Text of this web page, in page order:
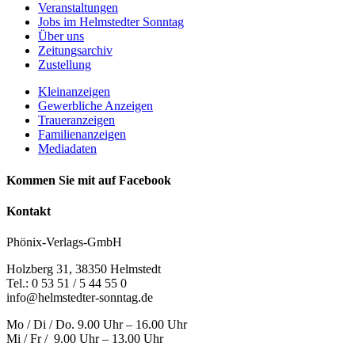
Veranstaltungen
Jobs im Helmstedter Sonntag
Über uns
Zeitungsarchiv
Zustellung
Kleinanzeigen
Gewerbliche Anzeigen
Traueranzeigen
Familienanzeigen
Mediadaten
Kommen Sie mit auf Facebook
Kontakt
Phönix-Verlags-GmbH
Holzberg 31, 38350 Helmstedt
Tel.: 0 53 51 / 5 44 55 0
info@helmstedter-sonntag.de
Mo / Di / Do. 9.00 Uhr – 16.00 Uhr
Mi / Fr / 9.00 Uhr – 13.00 Uhr